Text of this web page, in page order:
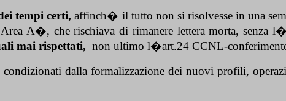
tempi certi, affinch� il tutto non si risolvesse in una
A�, che rischiava di rimanere lettera morta, senza
mai rispettati, non ultimo l�art.24 CCNL-
dalla formalizzazione dei nuovi profili,